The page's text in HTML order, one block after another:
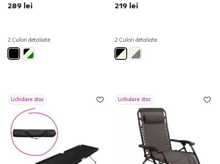
289 lei
2 Culori detaliate
219 lei
2 Culori detaliate
Lichidare stoc Lichidare stoc